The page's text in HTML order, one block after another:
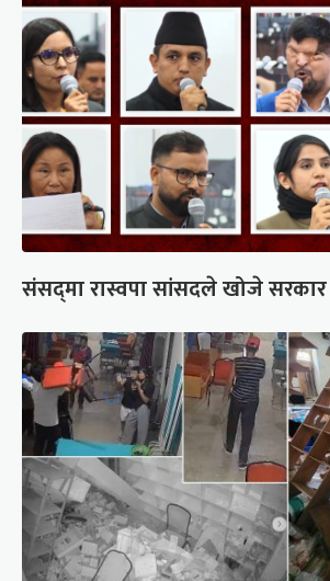
संसद्‍मा रास्वपा सांसदले खोजे सरकार